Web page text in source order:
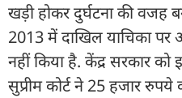
खड़ी होकर दुर्घटना की वजह
2013 में दाखिल याचिका
नहीं किया है. केंद्र सरकार
सुप्रीम कोर्ट ने 25 हजार रुपये